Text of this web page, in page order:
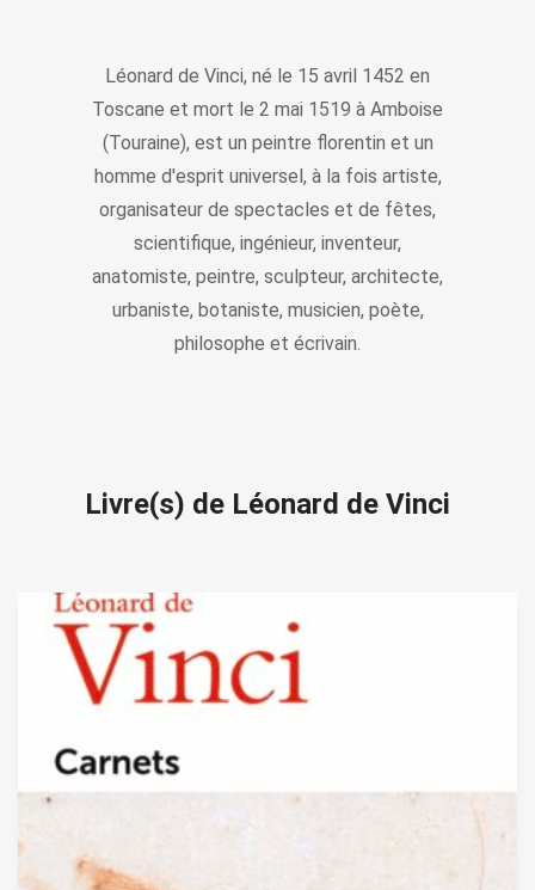
Léonard de Vinci, né le 15 avril 1452 en
Toscane et mort le 2 mai 1519 à Amboise
(Touraine), est un peintre florentin et un
homme d'esprit universel, à la fois artiste,
organisateur de spectacles et de fêtes,
scientifique, ingénieur, inventeur,
anatomiste, peintre, sculpteur, architecte,
urbaniste, botaniste, musicien, poète,
philosophe et écrivain.
Livre(s) de Léonard de Vinci